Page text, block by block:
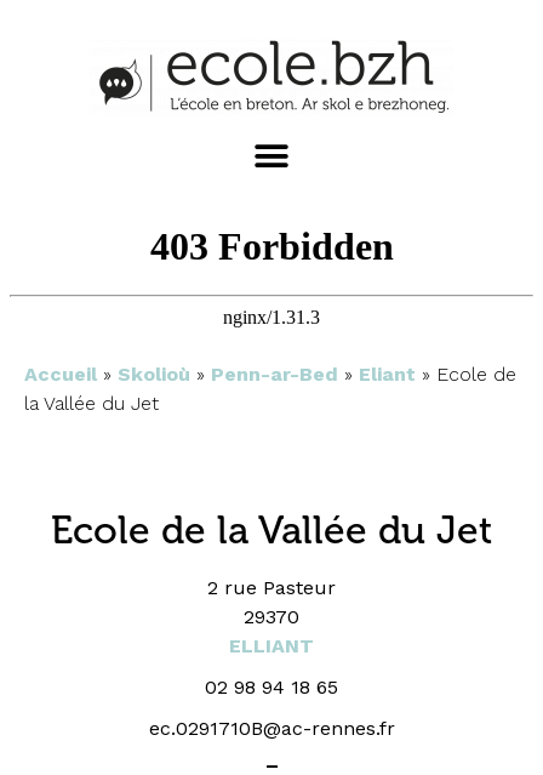
Accueil » Skolioù » Penn-ar-Bed » Eliant » Ecole de
la Vallée du Jet
Ecole de la Vallée du Jet
2 rue Pasteur
29370
ELLIANT
02 98 94 18 65
ec.0291710B@ac-rennes.fr